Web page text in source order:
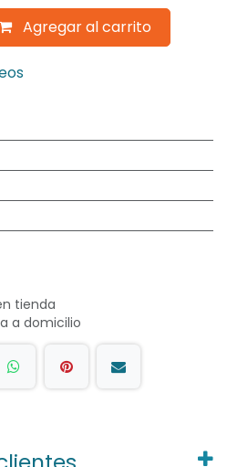
Agregar al carrito
tienda
a domicilio